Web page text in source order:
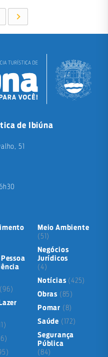
de Ibiúna
51
(96)
Meio Ambiente
(51)
Negócios
Jurídicos
(4)
Notícias (425)
Obras (85)
Pomar (8)
Saúde (172)
Segurança
Pública
(84)